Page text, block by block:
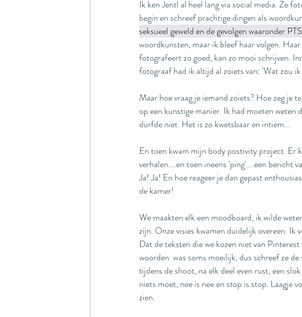
Ik ken Jentl al heel lang via social media. Ze
begin en schreef prachtige dingen als
seksueel geweld en de gevolgen waaronder
woordkunsten, maar ik bleef haar volgen.
fotografeert zo goed, kan zo mooi schrijven.
fotograaf had ik altijd al zoiets van: 'Wat zou
Maar hoe vraag je iemand zoiets? Hoe zeg je
op een kunstige manier. Ik had moeten weten
durfde niet. Het is zo kwetsbaar en intiem...
En toen kwam mijn body postivity project. Er
verhalen....en toen ineens 'ping'....een bericht
Ja! Ja! En hoe reageer je dan gepast
de kamer!
We maakten elk een moodboard, ik wilde
zijn. Onze visies kwamen duidelijk overeen. Ik
Dat de teksten die we kozen niet van
woorden  was soms moeilijk, dus schreef ze
tijdens de shoot, na elk deel even rust, een
niets moet, nee is nee en stop is stop. Laagje
zien.